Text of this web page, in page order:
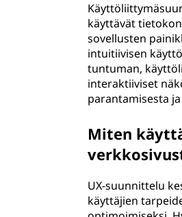
käyttävät
sovellusten
intuitiivisen
tuntuman,
interaktiiviset
parantamisesta
Miten
UX-suunnittelu
käyttäjien